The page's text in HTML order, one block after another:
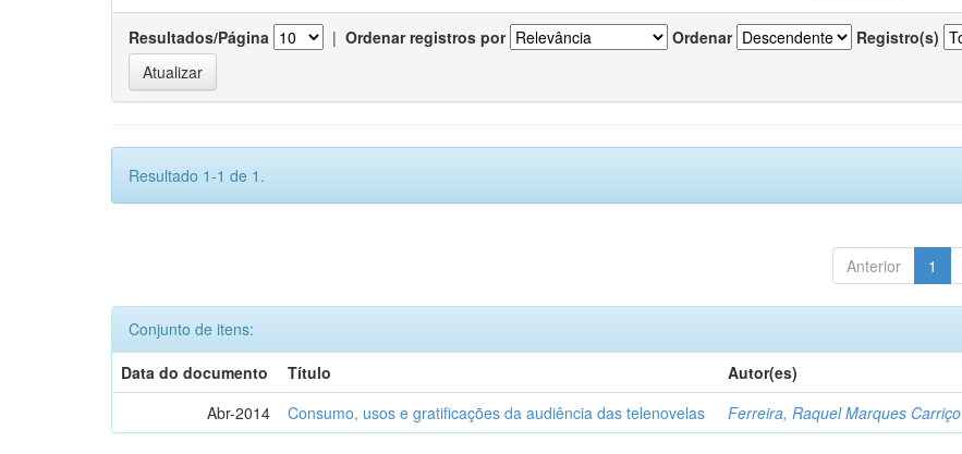
Resultados/Página | Ordenar registros por Ordenar Registro(s)
Resultado 1-1 de 1.
Anterior 1
Conjunto de itens:
Data do documento
Título Autor(es)
Abr-2014
Consumo, usos e gratificações da audiência das telenovelas Ferreira, Raquel Marques Carriço